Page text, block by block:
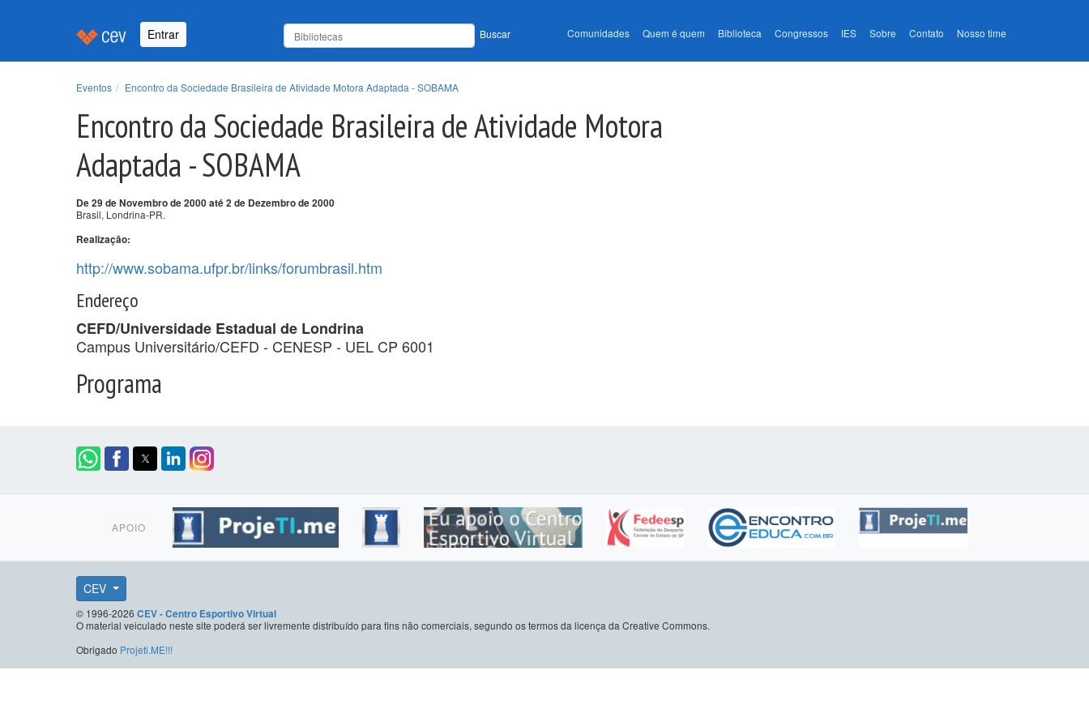
Entrar Buscar Comunidades Quem é quem Biblioteca Congressos IES Sobre Contato Nosso time
Eventos Encontro da Sociedade Brasileira de Atividade Motora Adaptada - SOBAMA
Encontro da Sociedade Brasileira de Atividade Motora
Adaptada - SOBAMA
De 29 de Novembro de 2000 até 2 de Dezembro de 2000
Brasil, Londrina-PR.
Realização:
http://www.sobama.ufpr.br/links/forumbrasil.htm
Endereço
CEFD/Universidade Estadual de Londrina
Campus Universitário/CEFD - CENESP - UEL CP 6001
Programa
APOIO
CEV
© 1996-2026 CEV - Centro Esportivo Virtual
O material veiculado neste site poderá ser livremente distribuído para fins não comerciais, segundo os termos da licença da Creative Commons.
Obrigado Projeti.ME!!!